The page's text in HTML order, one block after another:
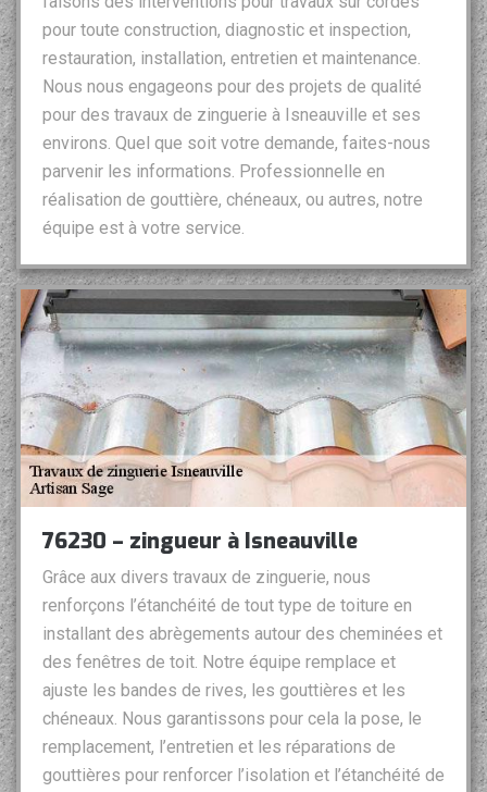
pour toute construction, diagnostic et inspection,
restauration, installation, entretien et maintenance.
Nous nous engageons pour des projets de qualité
pour des travaux de zinguerie à Isneauville et ses
environs. Quel que soit votre demande, faites-nous
parvenir les informations. Professionnelle en
réalisation de gouttière, chéneaux, ou autres, notre
équipe est à votre service.
76230 – zingueur à Isneauville
Grâce aux divers travaux de zinguerie, nous
renforçons l’étanchéité de tout type de toiture en
installant des abrègements autour des cheminées et
des fenêtres de toit. Notre équipe remplace et
ajuste les bandes de rives, les gouttières et les
chéneaux. Nous garantissons pour cela la pose, le
remplacement, l’entretien et les réparations de
gouttières pour renforcer l’isolation et l’étanchéité de